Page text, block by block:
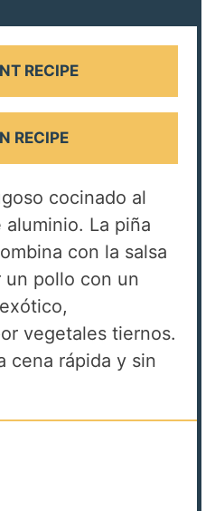
RECIPE
RECIPE
cocinado al
La piña
con la salsa
un pollo con un
vegetales tiernos.
cena rápida y sin